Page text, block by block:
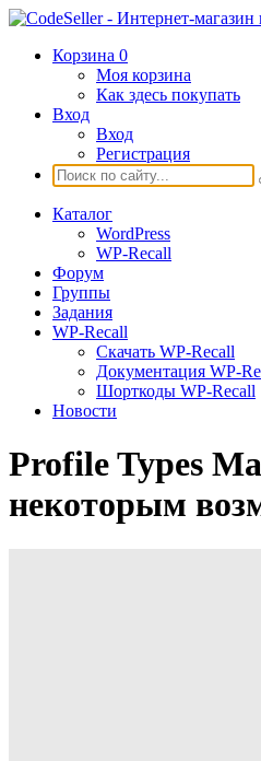
Корзина 0
Моя корзина
Как здесь покупать
Вход
Вход
Регистрация
Каталог
WordPress
WP-Recall
Форум
Группы
Задания
WP-Recall
Скачать WP-Recall
Документация WP-
Шорткоды WP-Recall
Новости
Profile Types
некоторым